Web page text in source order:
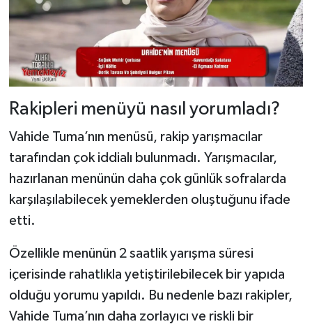
Rakipleri menüyü nasıl yorumladı?
Vahide Tuma’nın menüsü, rakip yarışmacılar
tarafından çok iddialı bulunmadı. Yarışmacılar,
hazırlanan menünün daha çok günlük sofralarda
karşılaşılabilecek yemeklerden oluştuğunu ifade
etti.
Özellikle menünün 2 saatlik yarışma süresi
içerisinde rahatlıkla yetiştirilebilecek bir yapıda
olduğu yorumu yapıldı. Bu nedenle bazı rakipler,
Vahide Tuma’nın daha zorlayıcı ve riskli bir